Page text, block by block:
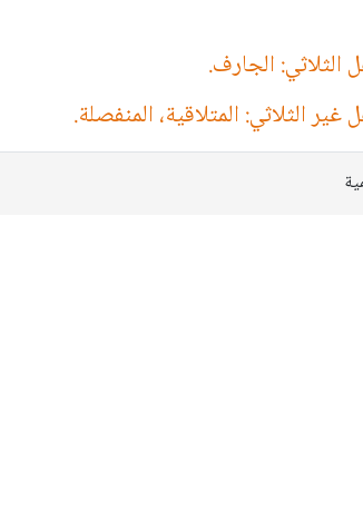
الثلاثي: الجارف.
غير الثلاثي: المتلاقية، المنفصلة.